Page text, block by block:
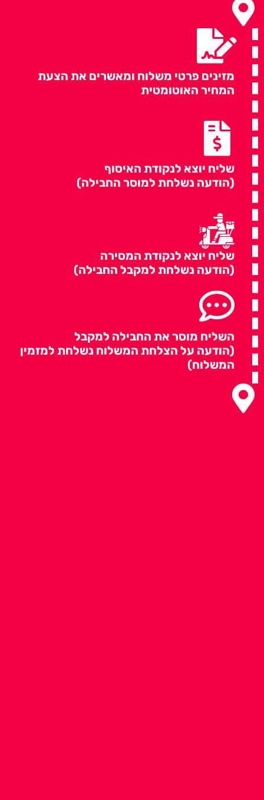
מזינים פרטי משלוח ומאשרים את הצעת
המחיר האוטומטית
שליח יוצא לנקודת האיסוף
(הודעה נשלחת למוסר החבילה)
שליח יוצא לנקודת המסירה
(הודעה נשלחת למקבל החבילה)
השליח מוסר את החבילה למקבל
(הודעה על הצלחת המשלוח נשלחת למזמין
המשלוח)